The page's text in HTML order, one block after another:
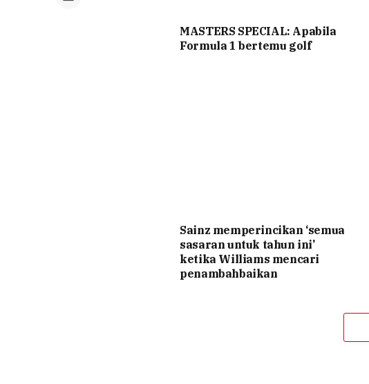
MASTERS SPECIAL: Apabila
Formula 1 bertemu golf
Sainz memperincikan ‘semua
sasaran untuk tahun ini’
ketika Williams mencari
penambahbaikan